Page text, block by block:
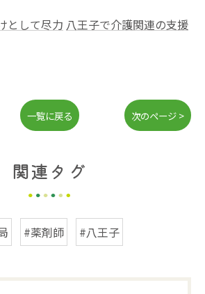
として尽力 八王子で介護関連の支援
一覧に戻る 次のページ >
関連タグ
#薬剤師 #八王子